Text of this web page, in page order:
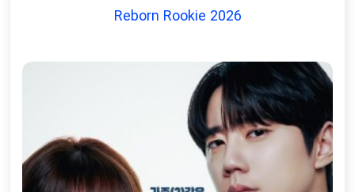
Reborn Rookie 2026